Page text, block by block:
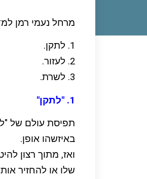
מרחל נעמי רמן למדתי על 3 דרכים
1. לתקן.
2. לעזור.
3. לשרת.
1. "לתקן"
תפיסת עולם של
באיזשהו אופן.
ואז, מתוך רצון
שלו או להחזיר